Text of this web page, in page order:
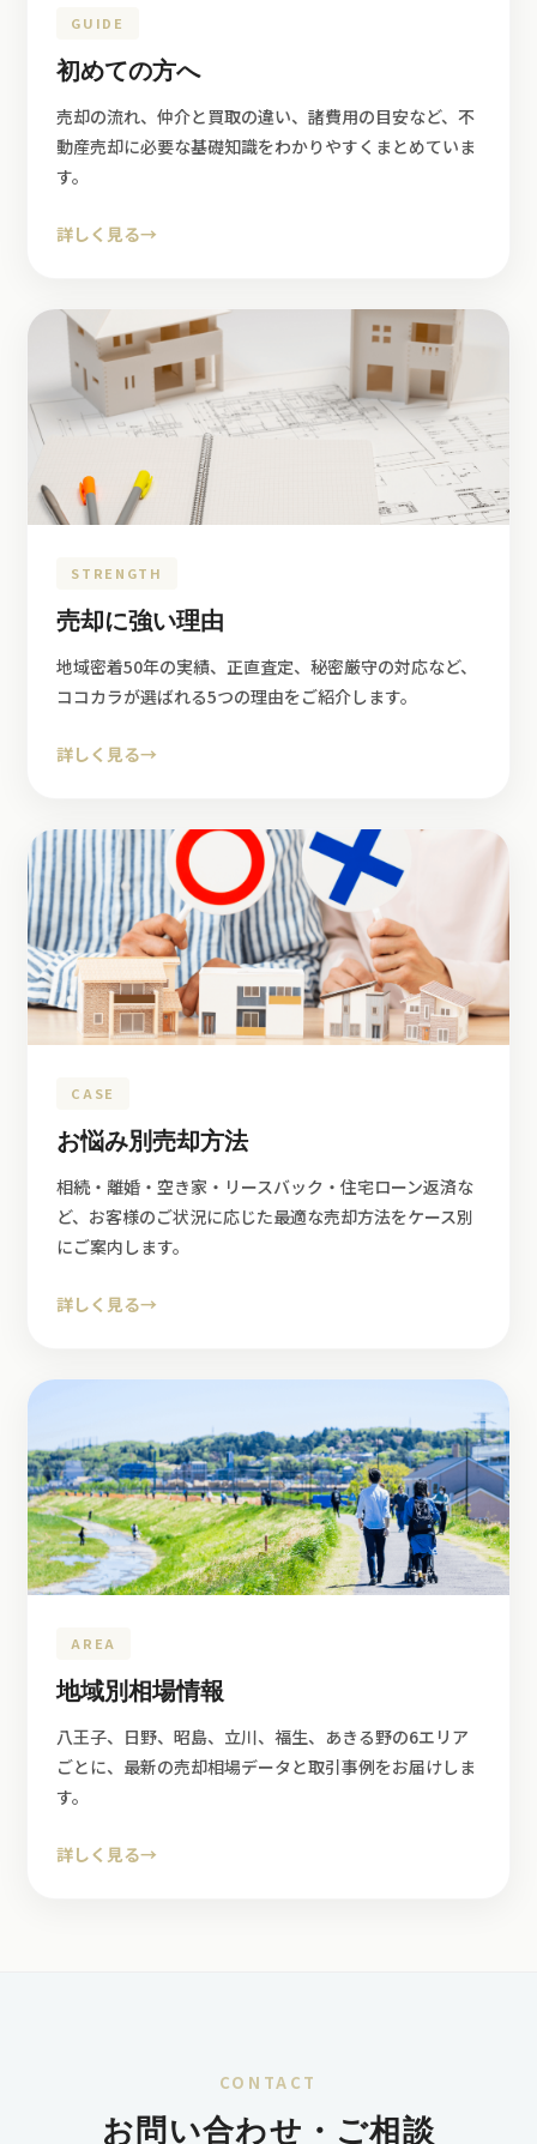
GUIDE
初めての方へ
売却の流れ、仲介と買取の違い、諸費用の目安など、不
動産売却に必要な基礎知識をわかりやすくまとめていま
す。
詳しく見る→
STRENGTH
売却に強い理由
地域密着50年の実績、正直査定、秘密厳守の対応など、
ココカラが選ばれる5つの理由をご紹介します。
詳しく見る→
CASE
お悩み別売却方法
相続・離婚・空き家・リースバック・住宅ローン返済な
ど、お客様のご状況に応じた最適な売却方法をケース別
にご案内します。
詳しく見る→
AREA
地域別相場情報
八王子、日野、昭島、立川、福生、あきる野の6エリア
ごとに、最新の売却相場データと取引事例をお届けしま
す。
詳しく見る→
CONTACT
お問い合わせ・ご相談